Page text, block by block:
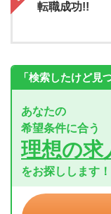
転職成功!!
「検索したけど見
あなたの
希望条件に合う
理想の求
をお探しします！